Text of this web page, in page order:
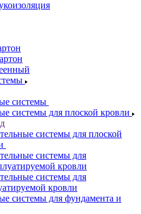
системы
системы для плоской кровли
системы для плоской
системы для
кровли
системы для
кровли
системы для фундамента и